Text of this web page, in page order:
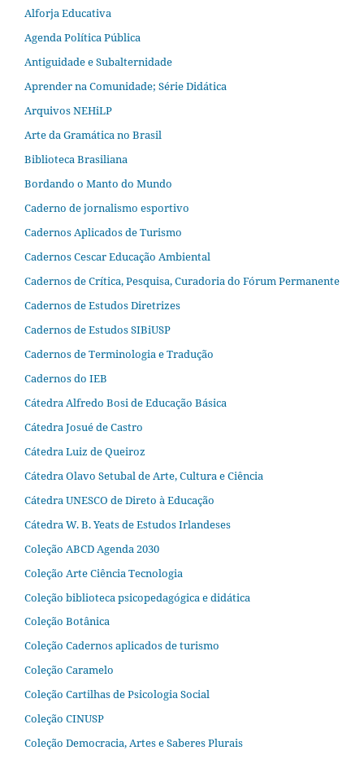
Alforja Educativa
Agenda Política Pública
Antiguidade e Subalternidade
Aprender na Comunidade; Série Didática
Arquivos NEHiLP
Arte da Gramática no Brasil
Biblioteca Brasiliana
Bordando o Manto do Mundo
Caderno de jornalismo esportivo
Cadernos Aplicados de Turismo
Cadernos Cescar Educação Ambiental
Cadernos de Crítica, Pesquisa, Curadoria do Fórum Permanente
Cadernos de Estudos Diretrizes
Cadernos de Estudos SIBiUSP
Cadernos de Terminologia e Tradução
Cadernos do IEB
Cátedra Alfredo Bosi de Educação Básica
Cátedra Josué de Castro
Cátedra Luiz de Queiroz
Cátedra Olavo Setubal de Arte, Cultura e Ciência
Cátedra UNESCO de Direto à Educação
Cátedra W. B. Yeats de Estudos Irlandeses
Coleção ABCD Agenda 2030
Coleção Arte Ciência Tecnologia
Coleção biblioteca psicopedagógica e didática
Coleção Botânica
Coleção Cadernos aplicados de turismo
Coleção Caramelo
Coleção Cartilhas de Psicologia Social
Coleção CINUSP
Coleção Democracia, Artes e Saberes Plurais